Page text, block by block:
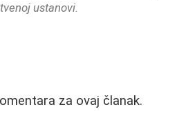
ustanovi.
za ovaj članak.